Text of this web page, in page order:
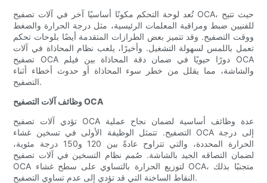
تُعد لوحة التحكم مكونًا أساسيًا آخر في آلات تصفيح OCA، حيث تتيح
للفنيين ضبط ومراقبة المعلمات الرئيسية، مثل درجة الحرارة والضغط
ووقت التصفيح. وقد تتميز بعض الطرازات المتقدمة أيضًا بلوحات تحكم
تعمل باللمس لسهولة التشغيل. وأخيرًا، يلعب نظام المحاذاة في آلات
تصفيح OCA دورًا حيويًا في ضمان دقة المحاذاة بين فيلم OCA
والشاشة، مما يقلل من خطر سوء المحاذاة أو حدوث أخطاء أثناء
التصفيح.
وظائف آلات التصفيح OCA
تؤدي آلات تصفيح OCA عدة وظائف أساسية لضمان نجاح عملية
التصفيح. تتمثل الوظيفة الأولى في تسخين غشاء OCA إلى درجة
الحرارة المحددة، والتي تتراوح عادةً بين 120 و150 درجة مئوية،
لضمان التصاقه الجيد بالشاشة. صُمم نظام التسخين في آلات تصفيح
OCA لتوزيع الحرارة بالتساوي على سطح غشاء OCA، متجنبًا بذلك
النقاط الساخنة التي قد تؤدي إلى عدم تساوي التصفيح.